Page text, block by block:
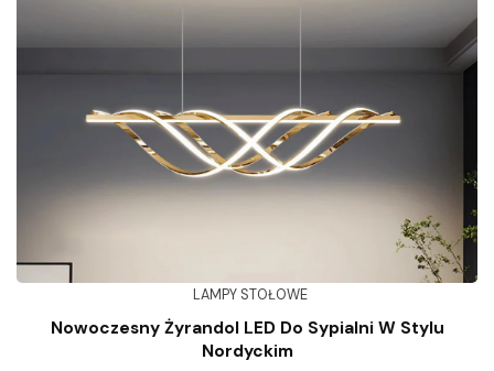
LAMPY STOŁOWE
Nowoczesny Żyrandol LED Do Sypialni W Stylu
Nordyckim